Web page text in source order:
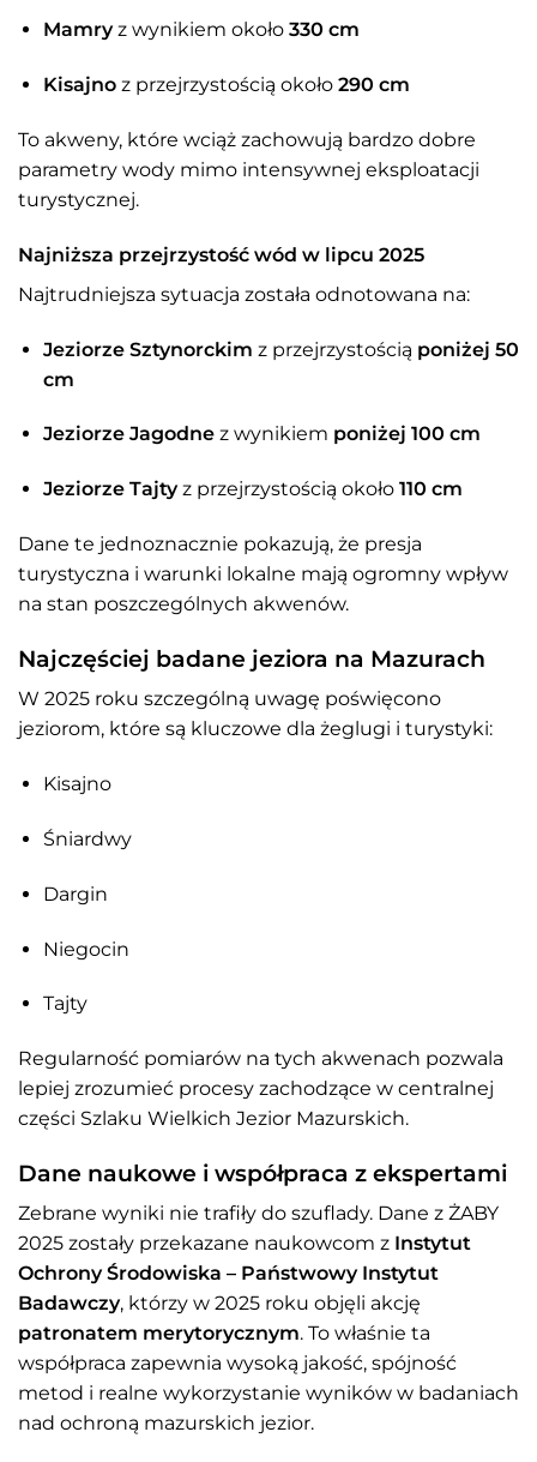
Mamryz wynikiem około 330 cm
Kisajnoz przejrzystością około 290 cm
To akweny, które wciąż zachowują bardzo dobre
parametry wody mimo intensywnej eksploatacji
turystycznej.
Najniższa przejrzystość wód w lipcu 2025
Najtrudniejsza sytuacja została odnotowana na:
Jeziorze Sztynorckim z przejrzystością poniżej 50
cm
Jeziorze Jagodnez wynikiem poniżej 100 cm
Jeziorze Tajtyz przejrzystością około 110 cm
Dane te jednoznacznie pokazują, że presja
turystyczna i warunki lokalne mają ogromny wpływ
na stan poszczególnych akwenów.
Najczęściej badane jeziora na Mazurach
W 2025 roku szczególną uwagę poświęcono
jeziorom, które są kluczowe dla żeglugi i turystyki:
Kisajno
Śniardwy
Dargin
Niegocin
Tajty
Regularność pomiarów na tych akwenach pozwala
lepiej zrozumieć procesy zachodzące w centralnej
części Szlaku Wielkich Jezior Mazurskich.
Dane naukowe i współpraca z ekspertami
Zebrane wyniki nie trafiły do szuflady. Dane z ŻABY
2025 zostały przekazane naukowcom z Instytut
Ochrony Środowiska – Państwowy Instytut
Badawczy, którzy w 2025 roku objęli akcję
patronatem merytorycznym. To właśnie ta
współpraca zapewnia wysoką jakość, spójność
metod i realne wykorzystanie wyników w badaniach
nad ochroną mazurskich jezior.